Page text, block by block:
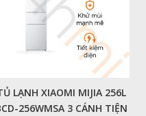
LẠNH XIAOMI MIJIA 256L
256WMSA 3 CÁNH TIỆN